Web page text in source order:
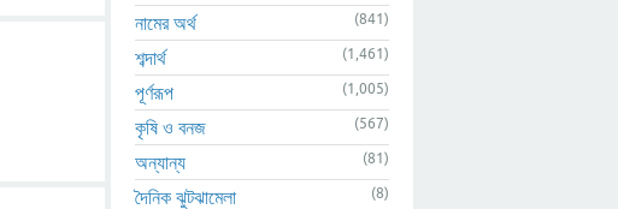
নামের অর্থ (841)
শব্দার্থ (1,461)
পূর্ণরূপ (1,005)
কৃষি ও বনজ (567)
অন্যান্য (81)
দৈনিক ঝুটঝামেলা (8)